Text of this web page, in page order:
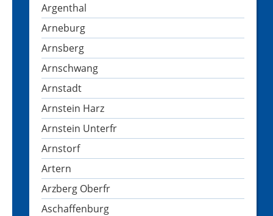
Argenthal
Arneburg
Arnsberg
Arnschwang
Arnstadt
Arnstein Harz
Arnstein Unterfr
Arnstorf
Artern
Arzberg Oberfr
Aschaffenburg